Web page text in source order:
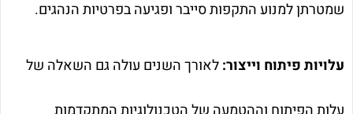
שמטרתן למנוע התקפות סייבר ופגיעה בפרטיות הנהגים.
עלויות פיתוח וייצור:לאורך השנים עולה גם השאלה של